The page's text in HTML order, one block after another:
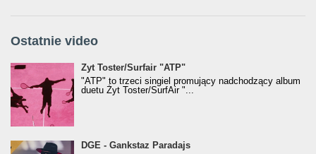
Ostatnie video
Żyt Toster/SurfAir - ATP VIDEO
Żyt Toster/Surfair "ATP"
"ATP" to trzeci singiel promujący nadchodzący album
duetu Żyt Toster/SurfAir "...
donGURALesko z nagrodą za
DGE - Gankstaz Paradajs